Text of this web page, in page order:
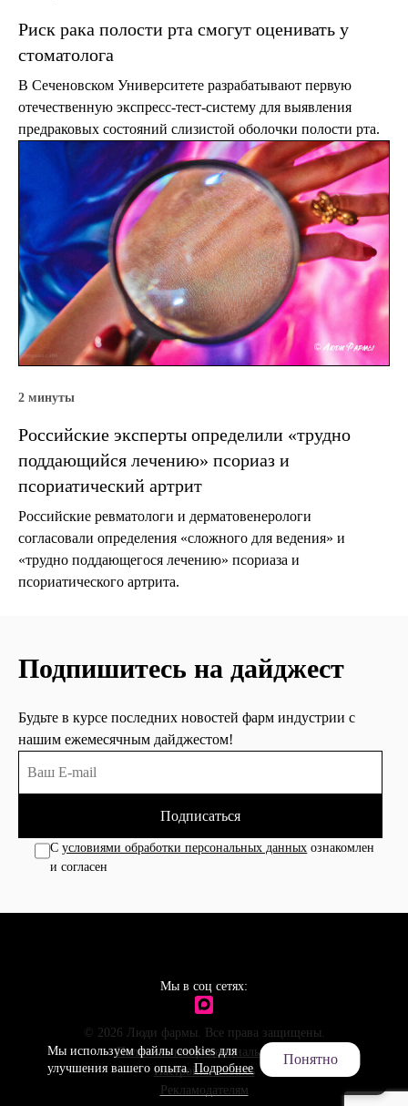
Риск рака полости рта смогут оценивать у
стоматолога
В Сеченовском Университете разрабатывают первую
отечественную экспресс-тест-систему для выявления
предраковых состояний слизистой оболочки полости рта.
2 минуты
Российские эксперты определили «трудно
поддающийся лечению» псориаз и
псориатический артрит
Российские ревматологи и дерматовенерологи
согласовали определения «сложного для ведения» и
«трудно поддающегося лечению» псориаза и
псориатического артрита.
Подпишитесь на дайджест
Будьте в курсе последних новостей фарм индустрии с
нашим ежемесячным дайджестом!
Подписаться
Сусловиями обработки персональных данных ознакомлен
и согласен
Мы в соц сетях:
© 2026 Люди фармы. Все права защищены.
Политика конфиденциальности
Настройки cookies
Рекламодателям
Мы используем файлы cookies для
улучшения вашего опыта.Подробнее
Понятно